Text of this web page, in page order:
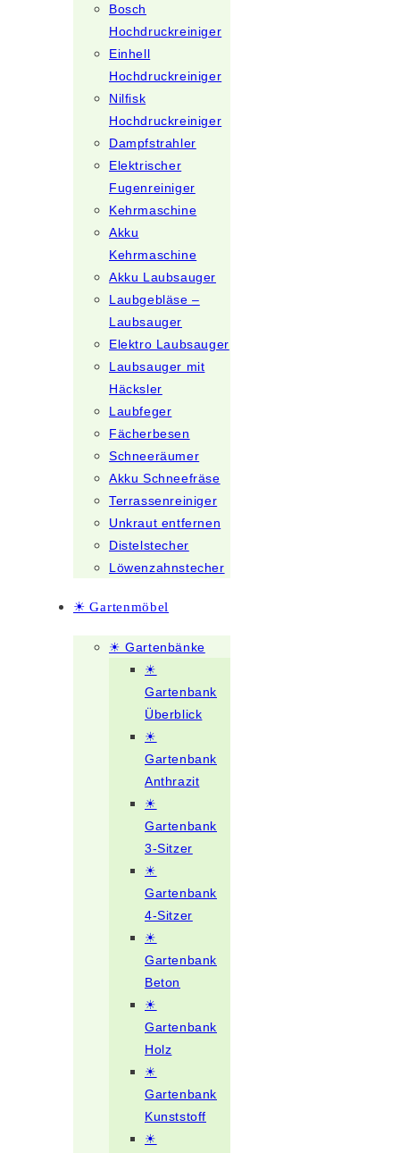
Bosch
Hochdruckreiniger
Einhell
Hochdruckreiniger
Nilfisk
Hochdruckreiniger
Dampfstrahler
Elektrischer
Fugenreiniger
Kehrmaschine
Akku
Kehrmaschine
Akku Laubsauger
Laubgebläse –
Laubsauger
Elektro Laubsauger
Laubsauger mit
Häcksler
Laubfeger
Fächerbesen
Schneeräumer
Akku Schneefräse
Terrassenreiniger
Unkraut entfernen
Distelstecher
Löwenzahnstecher
☀ Gartenmöbel
☀ Gartenbänke
☀
Gartenbank
Überblick
☀
Gartenbank
Anthrazit
☀
Gartenbank
3-Sitzer
☀
Gartenbank
4-Sitzer
☀
Gartenbank
Beton
☀
Gartenbank
Holz
☀
Gartenbank
Kunststoff
☀